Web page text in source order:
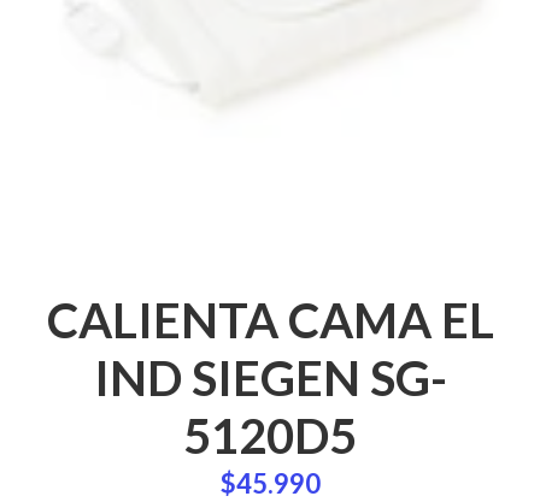
CALIENTA CAMA EL
IND SIEGEN SG-
5120D5
$45.990